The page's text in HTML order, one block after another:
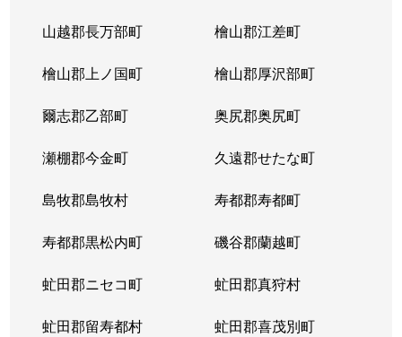
山越郡長万部町 檜山郡江差町
檜山郡上ノ国町 檜山郡厚沢部町
爾志郡乙部町 奥尻郡奥尻町
瀬棚郡今金町 久遠郡せたな町
島牧郡島牧村 寿都郡寿都町
寿都郡黒松内町 磯谷郡蘭越町
虻田郡ニセコ町 虻田郡真狩村
虻田郡留寿都村 虻田郡喜茂別町